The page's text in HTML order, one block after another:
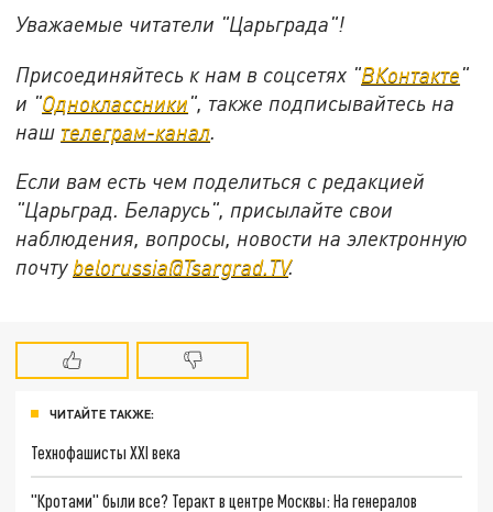
Уважаемые читатели "Царьграда"!
Присоединяйтесь к нам в соцсетях "ВКонтакте"
и "Одноклассники", также подписывайтесь на
наш телеграм-канал.
Если вам есть чем поделиться с редакцией
"Царьград. Беларусь", присылайте свои
наблюдения, вопросы, новости на электронную
почту belorussia@Tsargrad.TV.
ЧИТАЙТЕ ТАКЖЕ:
Технофашисты XXI века
"Кротами" были все? Теракт в центре Москвы: На генералов